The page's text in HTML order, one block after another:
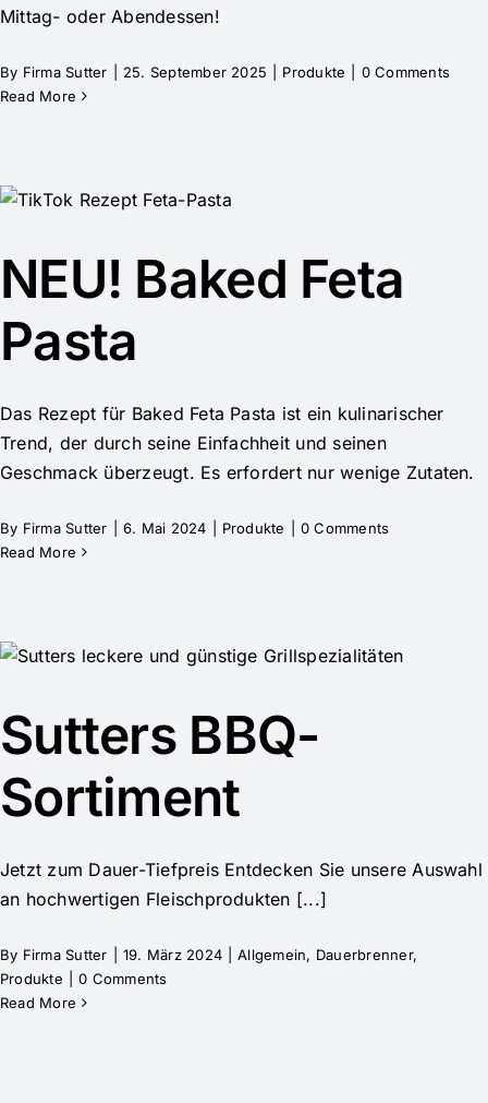
Mittag- oder Abendessen!
By Firma Sutter 25. September 2025 Produkte
0 Comments
Read More
NEU! Baked Feta
Pasta
Das Rezept für Baked Feta Pasta ist ein kulinarischer
Trend, der durch seine Einfachheit und seinen
Geschmack überzeugt. Es erfordert nur wenige Zutaten.
By Firma Sutter 6. Mai 2024 Produkte
0 Comments
Read More
Sutters BBQ-
Sortiment
Jetzt zum Dauer-Tiefpreis Entdecken Sie unsere Auswahl
an hochwertigen Fleischprodukten [...]
By Firma Sutter 19. März 2024 Allgemein, Dauerbrenner,
Produkte
0 Comments
Read More